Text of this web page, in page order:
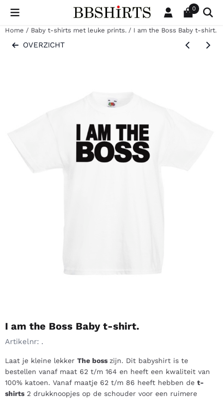
Cookievoorkeuren zijn beschikbaar. Kies instellingen of sta
0
Home / Baby t-shirts met leuke prints. / I am the Boss Baby t-shirt.
OVERZICHT
I am the Boss Baby t-shirt.
Artikelnr: .
Laat je kleine lekker The boss zijn. Dit babyshirt is te
bestellen vanaf maat 62 t/m 164 en heeft een kwaliteit van
100% katoen. Vanaf maatje 62 t/m 86 heeft hebben de t-
shirts 2 drukknoopjes op de schouder voor een ruimere